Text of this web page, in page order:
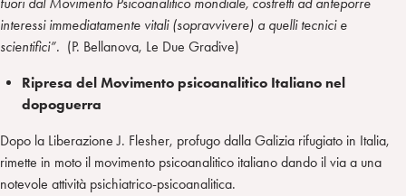
interessi immediatamente vitali (sopravvivere) a quelli tecnici e
scientifici”. (P. Bellanova, Le Due Gradive)
Ripresa del Movimento psicoanalitico Italiano nel
dopoguerra
Dopo la Liberazione J. Flesher, profugo dalla Galizia rifugiato in Italia,
rimette in moto il movimento psicoanalitico italiano dando il via a una
notevole attività psichiatrico-psicoanalitica.